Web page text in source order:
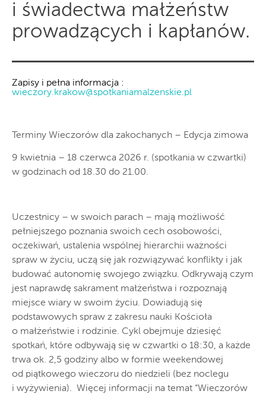
i świadectwa małżeństw
prowadzących i kapłanów.
Zapisy i pełna informacja :
wieczory.krakow@spotkaniamalzenskie.pl
Terminy Wieczorów dla zakochanych – Edycja zimowa
9 kwietnia – 18 czerwca 2026 r. (spotkania w czwartki)
w godzinach od 18.30 do 21.00.
Uczestnicy – w swoich parach – mają możliwość
pełniejszego poznania swoich cech osobowości,
oczekiwań, ustalenia wspólnej hierarchii ważności
spraw w życiu, uczą się jak rozwiązywać konflikty i jak
budować autonomię swojego związku. Odkrywają czym
jest naprawdę sakrament małżeństwa i rozpoznają
miejsce wiary w swoim życiu. Dowiadują się
podstawowych spraw z zakresu nauki Kościoła
o małżeństwie i rodzinie. Cykl obejmuje dziesięć
spotkań, które odbywają się w czwartki o 18:30, a każde
trwa ok. 2,5 godziny albo w formie weekendowej
od piątkowego wieczoru do niedzieli (bez noclegu
i wyżywienia). Więcej informacji na temat “Wieczorów